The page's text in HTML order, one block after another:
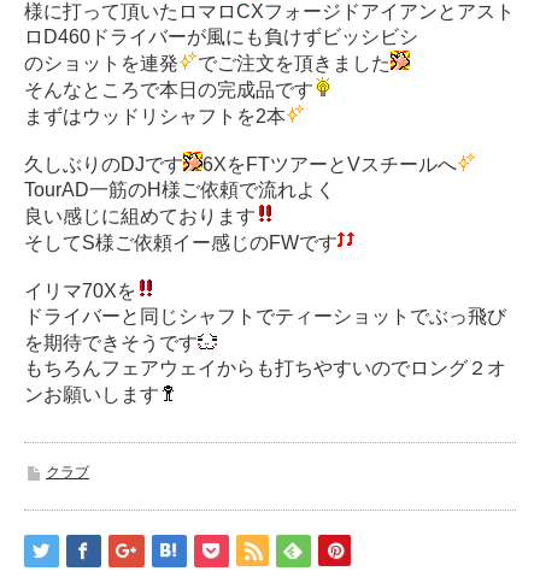
様に打って頂いたロマロCXフォージドアイアンとアスト
ロD460ドライバーが風にも負けずビッシビシ
のショットを連発
でご注文を頂きました
そんなところで本日の完成品です
まずはウッドリシャフトを2本
久しぶりのDJです
6XをFTツアーとVスチールへ
TourAD一筋のH様ご依頼で流れよく
良い感じに組めております
そしてS様ご依頼イー感じのFWです
イリマ70Xを
ドライバーと同じシャフトでティーショットでぶっ飛び
を期待できそうです
もちろんフェアウェイからも打ちやすいのでロング２オ
ンお願いします
クラブ